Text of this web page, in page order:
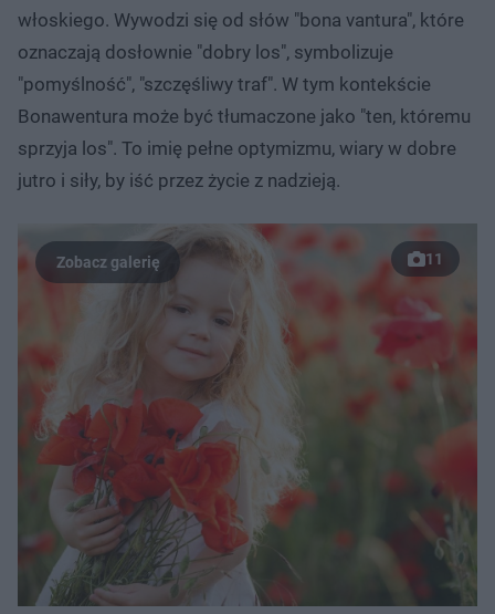
włoskiego. Wywodzi się od słów "bona vantura", które
oznaczają dosłownie "dobry los", symbolizuje
"pomyślność", "szczęśliwy traf". W tym kontekście
Bonawentura może być tłumaczone jako "ten, któremu
sprzyja los". To imię pełne optymizmu, wiary w dobre
jutro i siły, by iść przez życie z nadzieją.
11